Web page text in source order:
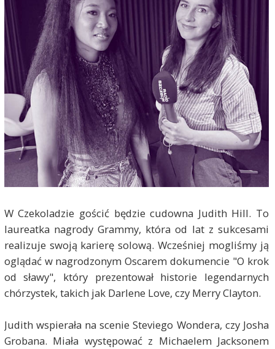
W Czekoladzie gościć będzie cudowna Judith Hill. To
laureatka nagrody Grammy, która od lat z sukcesami
realizuje swoją karierę solową. Wcześniej mogliśmy ją
oglądać w nagrodzonym Oscarem dokumencie "O krok
od sławy", który prezentował historie legendarnych
chórzystek, takich jak Darlene Love, czy Merry Clayton.
Judith wspierała na scenie Steviego Wondera, czy Josha
Grobana. Miała występować z Michaelem Jacksonem